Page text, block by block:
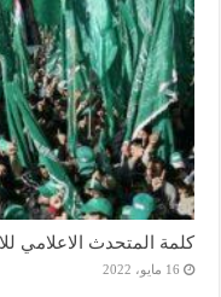
كلمة المتحدث الاعلامي
16 مايو، 2022